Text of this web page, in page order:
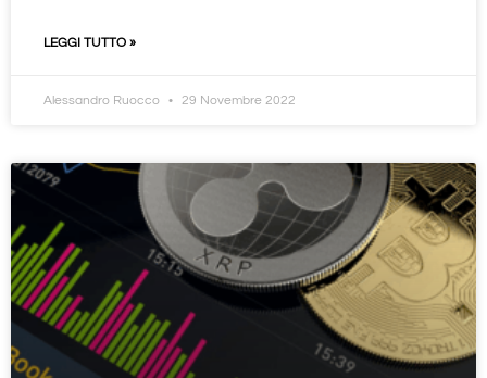
LEGGI TUTTO »
Alessandro Ruocco 29 Novembre 2022